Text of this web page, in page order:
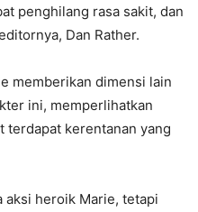
penghilang rasa sakit, dan
Dan Rather.
memberikan dimensi lain
ini, memperlihatkan
terdapat kerentanan yang
aksi heroik Marie, tetapi